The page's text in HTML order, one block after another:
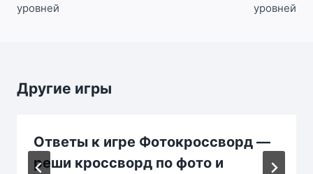
уровней
уровней
Другие игры
Ответы к игре Фотокроссворд —
реши кроссворд по фото и